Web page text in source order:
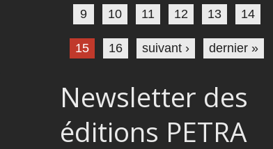
9 10 11 12 13 14
15 16 suivant › dernier »
Newsletter des
éditions PETRA